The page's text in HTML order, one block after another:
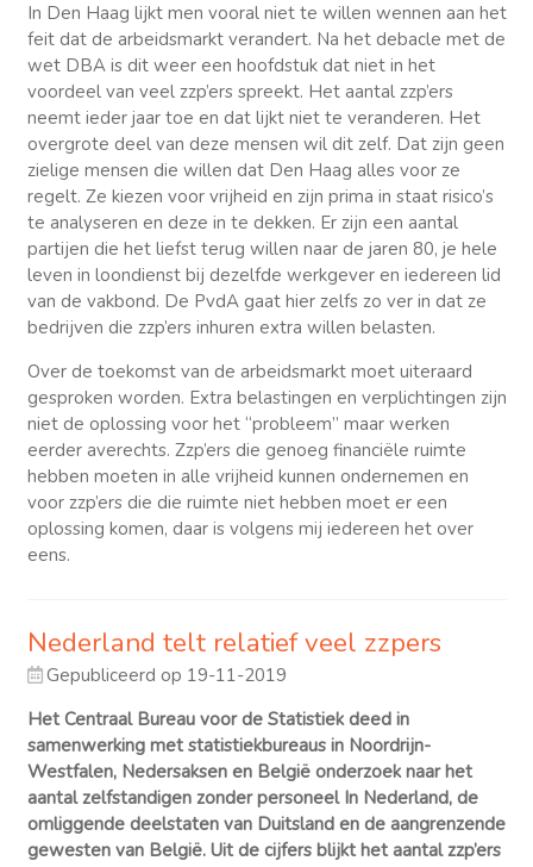
In Den Haag lijkt men vooral niet te willen wennen aan het
feit dat de arbeidsmarkt verandert. Na het debacle met de
wet DBA is dit weer een hoofdstuk dat niet in het
voordeel van veel zzp’ers spreekt. Het aantal zzp’ers
neemt ieder jaar toe en dat lijkt niet te veranderen. Het
overgrote deel van deze mensen wil dit zelf. Dat zijn geen
zielige mensen die willen dat Den Haag alles voor ze
regelt. Ze kiezen voor vrijheid en zijn prima in staat risico’s
te analyseren en deze in te dekken. Er zijn een aantal
partijen die het liefst terug willen naar de jaren 80, je hele
leven in loondienst bij dezelfde werkgever en iedereen lid
van de vakbond. De PvdA gaat hier zelfs zo ver in dat ze
bedrijven die zzp’ers inhuren extra willen belasten.
Over de toekomst van de arbeidsmarkt moet uiteraard
gesproken worden. Extra belastingen en verplichtingen zijn
niet de oplossing voor het “probleem” maar werken
eerder averechts. Zzp’ers die genoeg financiële ruimte
hebben moeten in alle vrijheid kunnen ondernemen en
voor zzp’ers die die ruimte niet hebben moet er een
oplossing komen, daar is volgens mij iedereen het over
eens.
Nederland telt relatief veel zzpers
Gepubliceerd op 19-11-2019
Het Centraal Bureau voor de Statistiek deed in
samenwerking met statistiekbureaus in Noordrijn-
Westfalen, Nedersaksen en België onderzoek naar het
aantal zelfstandigen zonder personeel In Nederland, de
omliggende deelstaten van Duitsland en de aangrenzende
gewesten van België. Uit de cijfers blijkt het aantal zzp’ers